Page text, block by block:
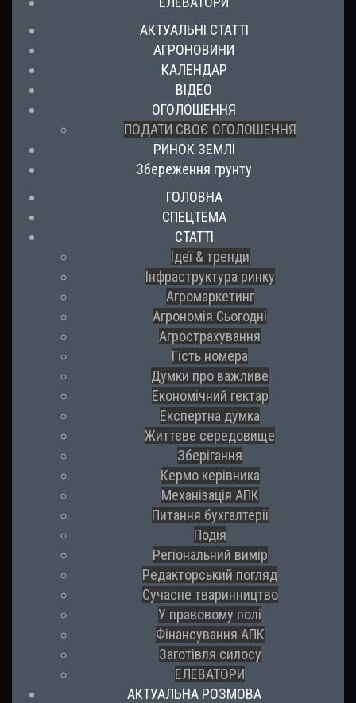
АКТУАЛЬНІ СТАТТІ
АГРОНОВИНИ
КАЛЕНДАР
ВІДЕО
ОГОЛОШЕННЯ
ПОДАТИ СВОЄ ОГОЛОШЕННЯ
РИНОК ЗЕМЛІ
Збереження грунту
ГОЛОВНА
СПЕЦТЕМА
СТАТТІ
Ідеї & тренди
Інфраструктура ринку
Агромаркетинг
Агрономія Сьогодні
Агрострахування
Гість номера
Думки про важливе
Економічний гектар
Експертна думка
Життєве середовище
Зберігання
Кермо керівника
Механізація АПК
Питання бухгалтерії
Подія
Регіональний вимір
Редакторський погляд
Сучасне тваринництво
У правовому полі
Фінансування АПК
Заготівля силосу
ЕЛЕВАТОРИ
АКТУАЛЬНА РОЗМОВА